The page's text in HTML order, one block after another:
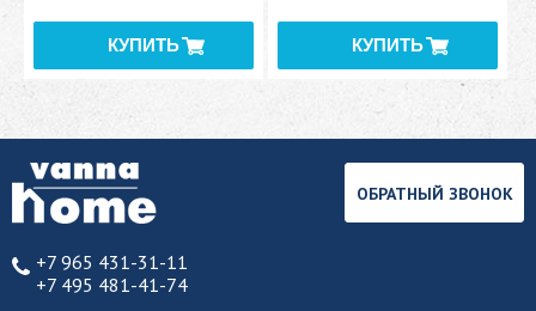
+7 965 431-31-11
+7 495 481-41-74
ОБРАТНЫЙ ЗВОНОК